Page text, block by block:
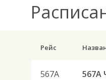
Рейс
567А